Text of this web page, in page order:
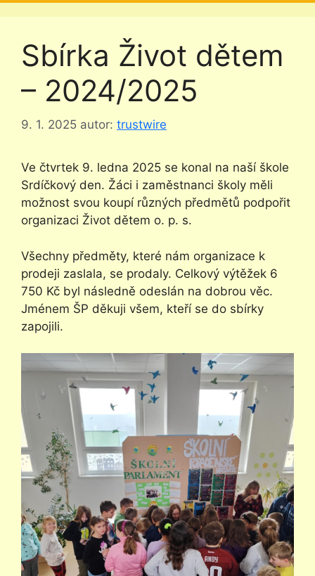
Sbírka Život dětem
– 2024/2025
9. 1. 2025 autor: trustwire
Ve čtvrtek 9. ledna 2025 se konal na naší škole
Srdíčkový den. Žáci i zaměstnanci školy měli
možnost svou koupí různých předmětů podpořit
organizaci Život dětem o. p. s.
Všechny předměty, které nám organizace k
prodeji zaslala, se prodaly. Celkový výtěžek 6
750 Kč byl následně odeslán na dobrou věc.
Jménem ŠP děkuji všem, kteří se do sbírky
zapojili.